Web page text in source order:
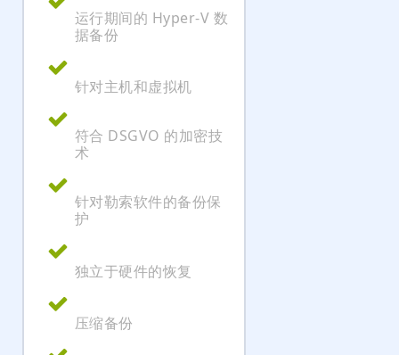
运行期间的 Hyper-V 数
据备份
针对主机和虚拟机
符合 DSGVO 的加密技
术
针对勒索软件的备份保
护
独立于硬件的恢复
压缩备份